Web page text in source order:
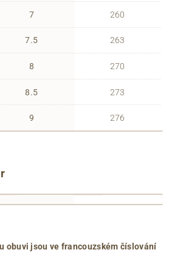
7
7.5
8
8.5
9
260
263
270
273
276
délka
obuvi jsou ve francouzském číslování